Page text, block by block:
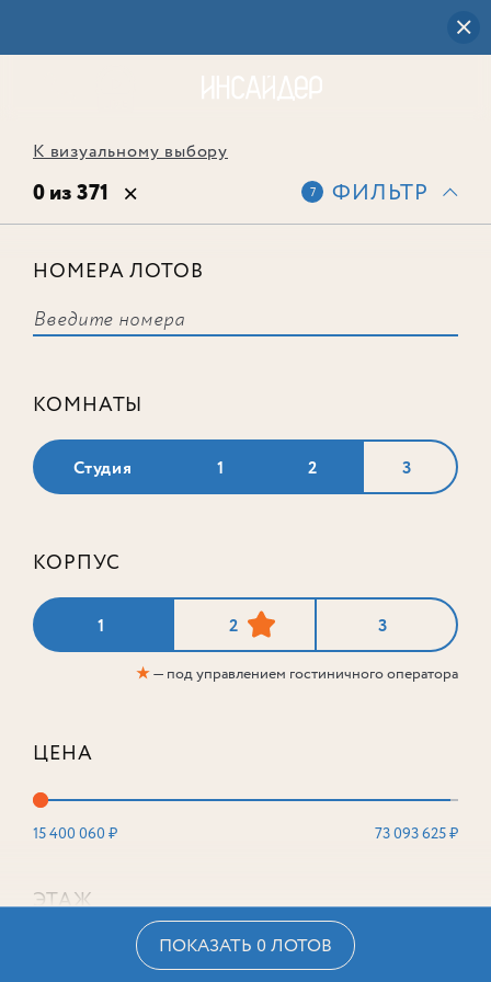
К визуальному выбору
0 из 371 7 ФИЛЬТР
НОМЕРА ЛОТОВ
КОМНАТЫ
Студия 1 2 3
КОРПУС
1 2 3
★— под управлением гостиничного оператора
ЦЕНА
15 400 060 ₽ 73 093 625 ₽
ЭТАЖ
ПОКАЗАТЬ 0 ЛОТОВ
соответствует ни одного лота